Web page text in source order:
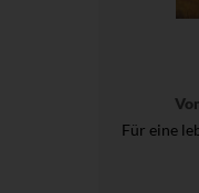
Für eine